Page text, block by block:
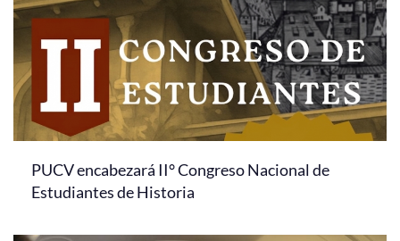
PUCV encabezará II° Congreso Nacional de
Estudiantes de Historia